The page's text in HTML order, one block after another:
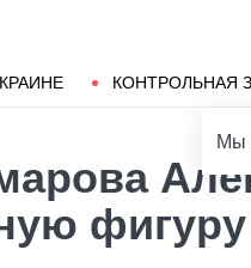
КОНТРОЛЬНАЯ
Мы